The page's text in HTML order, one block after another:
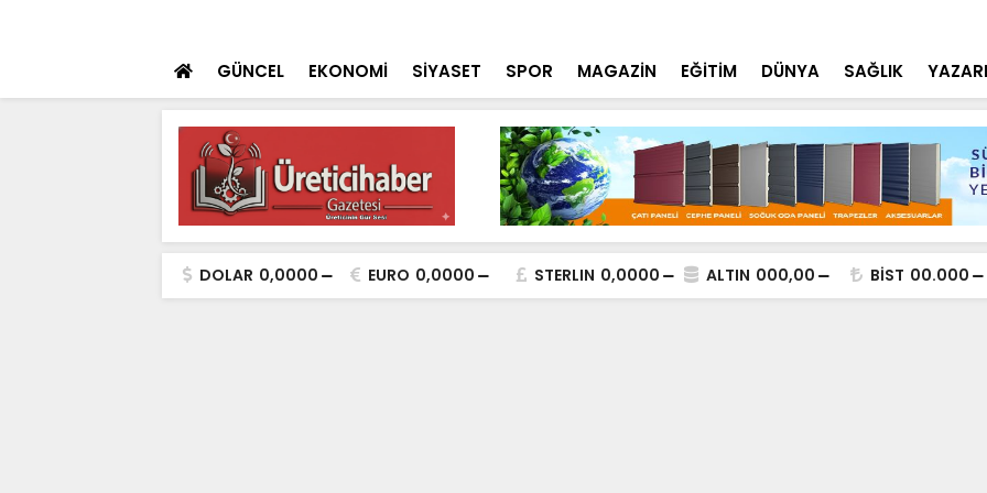
GÜNCEL EKONOMİ SİYASET SPOR MAGAZİN EĞİTİM DÜNYA SAĞLIK
DOLAR 0,0000 EURO 0,0000 STERLIN 0,0000 ALTIN 000,00 BİST 00.000